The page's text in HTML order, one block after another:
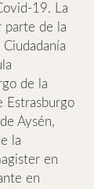
19. La
parte de la
de la
Estrasburgo
Aysén,
la
en
en